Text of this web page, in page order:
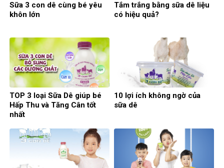
Sữa 3 con dê cùng bé yêu
khôn lớn
Tắm trắng bằng sữa dê liệu
có hiệu quả?
TOP 3 loại Sữa Dê giúp bé
Hấp Thu và Tăng Cân tốt
nhất
10 lợi ích không ngờ của
sữa dê